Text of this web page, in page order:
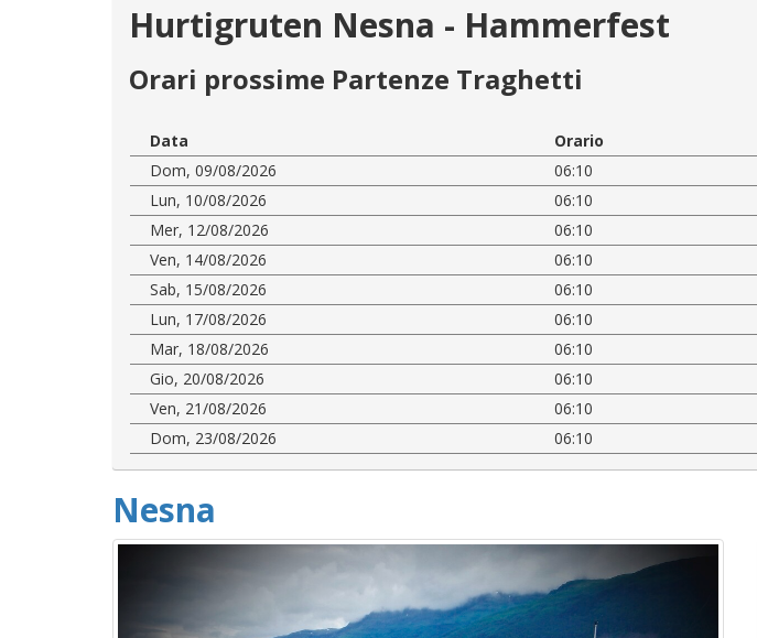
Hurtigruten Nesna - Hammerfest
Orari prossime Partenze Traghetti
Data Orario
Dom, 09/08/2026
06:10
Lun, 10/08/2026
06:10
Mer, 12/08/2026
06:10
Ven, 14/08/2026
06:10
Sab, 15/08/2026
06:10
Lun, 17/08/2026
06:10
Mar, 18/08/2026
06:10
Gio, 20/08/2026
06:10
Ven, 21/08/2026
06:10
Dom, 23/08/2026
06:10
Nesna